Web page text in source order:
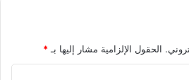
الحقول الإلزامية مشار إليها بـ*